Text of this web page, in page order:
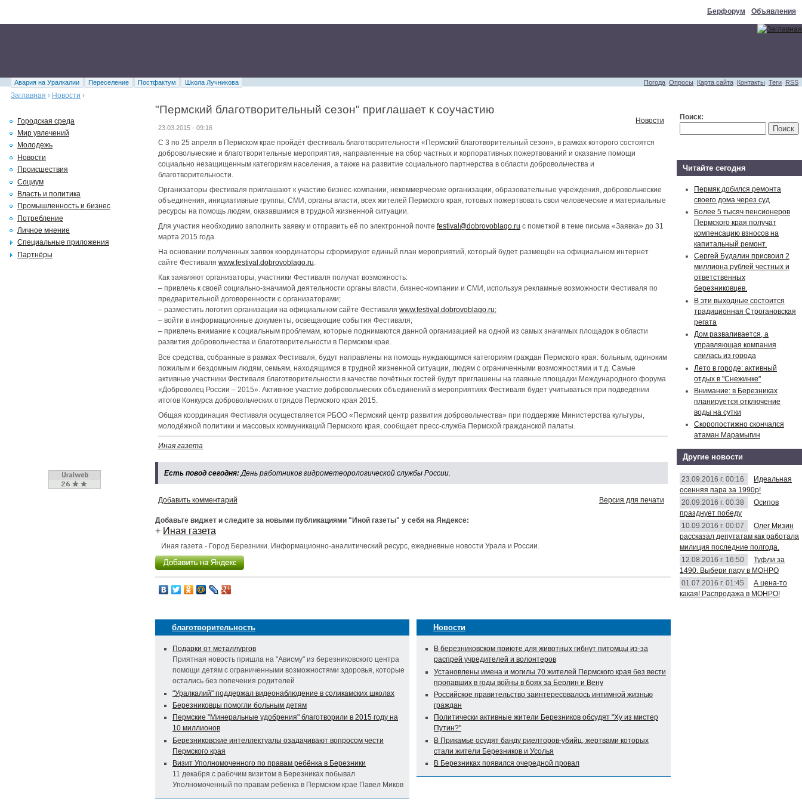
Берфорум Объявления
Погода Опросы Карта сайта Контакты Теги RSS
Авария на Уралкалии Переселение Постфактум
Школа Лучникова
Заглавная › Новости ›
"Пермский благотворительный сезон" приглашает к соучастию
Новости
23.03.2015 - 09:16
С 3 по 25 апреля в Пермском крае пройдёт фестиваль благотворительности «Пермский благотворительный сезон», в рамках которого состоятся
добровольческие и благотворительные мероприятия, направленные на сбор частных и корпоративных пожертвований и оказание помощи
социально незащищенным категориям населения, а также на развитие социального партнерства в области добровольчества и
благотворительности.
Организаторы фестиваля приглашают к участию бизнес-компании, некоммерческие организации, образовательные учреждения, добровольческие
объединения, инициативные группы, СМИ, органы власти, всех жителей Пермского края, готовых пожертвовать свои человеческие и материальные
ресурсы на помощь людям, оказавшимся в трудной жизненной ситуации.
Для участия необходимо заполнить заявку и отправить её по электронной почте festival@dobrovoblago.ru с пометкой в теме письма «Заявка» до 31
марта 2015 года.
На основании полученных заявок координаторы сформируют единый план мероприятий, который будет размещён на официальном интернет
сайте Фестиваля www.festival.dobrovoblago.ru.
Как заявляют организаторы, участники Фестиваля получат возможность:
– привлечь к своей социально-значимой деятельности органы власти, бизнес-компании и СМИ, используя рекламные возможности Фестиваля по
предварительной договоренности с организаторами;
– разместить логотип организации на официальном сайте Фестиваля www.festival.dobrovoblago.ru;
– войти в информационные документы, освещающие события Фестиваля;
– привлечь внимание к социальным проблемам, которые поднимаются данной организацией на одной из самых значимых площадок в области
развития добровольчества и благотворительности в Пермском крае.
Все средства, собранные в рамках Фестиваля, будут направлены на помощь нуждающимся категориям граждан Пермского края: больным, одиноким
пожилым и бездомным людям, семьям, находящимся в трудной жизненной ситуации, людям с ограниченными возможностями и т.д. Самые
активные участники Фестиваля благотворительности в качестве почётных гостей будут приглашены на главные площадки Международного форума
«Доброволец России – 2015». Активное участие добровольческих объединений в мероприятиях Фестиваля будет учитываться при подведении
итогов Конкурса добровольческих отрядов Пермского края 2015.
Общая координация Фестиваля осуществляется РБОО «Пермский центр развития добровольчества» при поддержке Министерства культуры,
молодёжной политики и массовых коммуникаций Пермского края, сообщает пресс-служба Пермской гражданской палаты.
Иная газета
Есть повод сегодня: День работников гидрометеорологической службы России.
Добавить комментарий Версия для печати
Добавьте виджет и следите за новыми публикациями "Иной газеты" у себя на Яндексе:
+ Иная газета
Иная газета - Город Березники. Информационно-аналитический ресурс, ежедневные новости Урала и России.
благотворительность
Подарки от металлургов
Приятная новость пришла на "Ависму" из березниковского центра
помощи детям с ограниченными возможностями здоровья, которые
остались без попечения родителей
"Уралкалий" поддержал видеонаблюдение в соликамских школах
Березниковцы помогли больным детям
Пермские "Минеральные удобрения" благотворили в 2015 году на
10 миллионов
Березниковские интеллектуалы озадачивают вопросом чести
Пермского края
Визит Уполномоченного по правам ребёнка в Березники
11 декабря с рабочим визитом в Березниках побывал
Уполномоченный по правам ребенка в Пермском крае Павел Миков
Новости
В березниковском приюте для животных гибнут питомцы из-за
распрей учредителей и волонтеров
Установлены имена и могилы 70 жителей Пермского края без вести
пропавших в годы войны в боях за Берлин и Вену
Российское правительство заинтересовалось интимной жизнью
граждан
Политически активные жители Березников обсудят "Ху из мистер
Путин?"
В Прикамье осудят банду риелторов-убийц, жертвами которых
стали жители Березников и Усолья
В Березниках появился очередной провал
Городская среда
Мир увлечений
Молодежь
Новости
Происшествия
Социум
Власть и политика
Промышленность и бизнес
Потребление
Личное мнение
Специальные приложения
Партнёры
Поиск:
Читайте сегодня
Пермяк добился ремонта
своего дома через суд
Более 5 тысяч пенсионеров
Пермского края получат
компенсацию взносов на
капитальный ремонт.
Сергей Будалин присвоил 2
миллиона рублей честных и
ответственных
березниковцев.
В эти выходные состоится
традиционная Строгановская
регата
Дом разваливается, а
управляющая компания
слилась из города
Лето в городе: активный
отдых в "Снежинке"
Внимание: в Березниках
планируется отключение
воды на сутки
Скоропостижно скончался
атаман Марамыгин
Другие новости
23.09.2016 г. 00:16
Идеальная
осенняя пара за 1990р!
20.09.2016 г. 00:38
Осипов
празднует победу
10.09.2016 г. 00:07
Олег Мизин
рассказал депутатам как работала
милиция последние полгода.
12.08.2016 г. 16:50
Туфли за
1490. Выбери пару в МОНРО
01.07.2016 г. 01:45
А цена-то
какая! Распродажа в МОНРО!